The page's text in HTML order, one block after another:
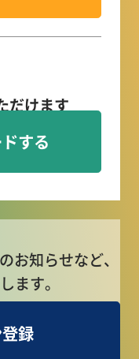
だけます
する
お知らせなど、
ます。
録